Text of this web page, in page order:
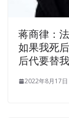
蒋商律：
如果我死
后代要替
2022年8月17日